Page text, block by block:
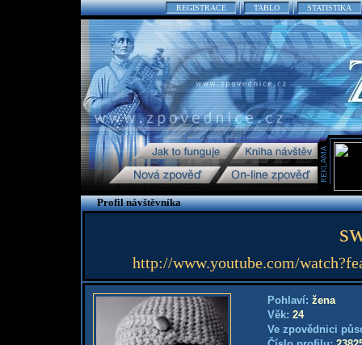
REGISTRACE TABLO STATISTIKA
Profil návštěvníka
http://www.youtube.com/
Pohlaví: žena
Věk: 24
Ve zpovědnici